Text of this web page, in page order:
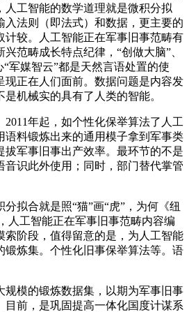
人工智能的数学道理就是微积分拟
入法则（即法式）和数据，更主要的
计较。人工智能正在军事旧事范畴有
范畴成长特点纪律，“创做大脑”、
军媒智云”都是天然言语处置的使
现正在人们面前。数据问题是内容发
机械实的具有了人类的智能。
年起，如个性化保举算法了人工
语料锻炼出来的通用模子拿到军事类
拔军事旧事出产效率。最环节的不是
音识此外使用；同时，部门替代掌管
合就是照“猫”画“虎”，为何《纽
人工智能正在军事旧事范畴内容编
索阶段，值得留意的是，为人工智能
锻炼集。个性化旧事保举算法等。语
模的锻炼数据集，以期为军事旧事
目前，是巩固提高一体化国度计谋系